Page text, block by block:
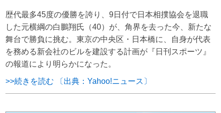
歴代最多45度の優勝を誇り、9日付で日本相撲協会を退職
した元横綱の白鵬翔氏（40）が、角界を去った今、新たな
舞台で勝負に挑む。東京の中央区・日本橋に、自身が代表
を務める新会社のビルを建設する計画が『日刊スポーツ』
の報道により明らかになった。
>>続きを読む 〔出典：Yahoo!ニュース〕